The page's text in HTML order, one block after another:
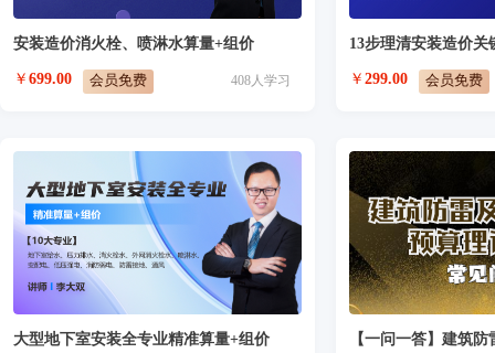
安装造价消火栓、喷淋水算量+组价
￥ 699.00 会员免费 408人学习
13步理清安装造价
￥ 299.00 会员免费
大型地下室安装全专业精准算量+组价